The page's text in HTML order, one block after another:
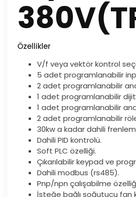
Özellikler
V/f veya vektör kontrol
5 adet programlanabilir
2 adet programlanabilir
1 adet programlanabilir
1 adet programlanabilir
2 adet programlanabilir
30kw a kadar dahili
Dahili PID kontrolü.
Soft PLC özelliği.
Çıkarılabilir keypad ve
Dahili modbus (rs485).
Pnp/npn çalışabilme
İsteğe bağlı soğutucu fan